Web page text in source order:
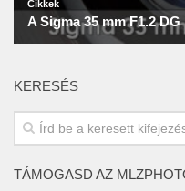
KERESÉS
TÁMOGASD AZ